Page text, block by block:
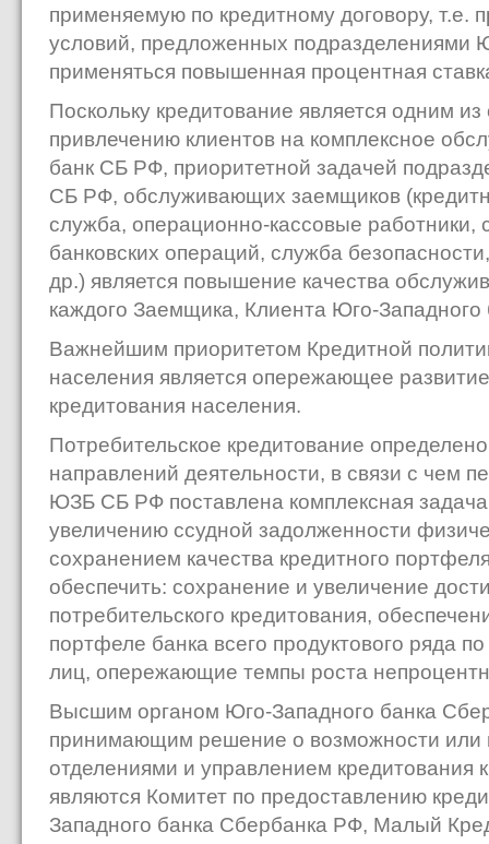
применяемую по кредитному договору, т.е.
условий, предложенных подразделениями
применяться повышенная процентная
Поскольку кредитование является одним
привлечению клиентов на комплексное
банк СБ РФ, приоритетной задачей
СБ РФ, обслуживающих заемщиков
служба, операционно-кассовые работники,
банковских операций, служба
др.) является повышение качества
каждого Заемщика, Клиента Юго-
Важнейшим приоритетом Кредитной
населения является опережающее
кредитования населения.
Потребительское кредитование
направлений деятельности, в связи с чем
ЮЗБ СБ РФ поставлена комплексная
увеличению ссудной задолженности
сохранением качества кредитного
обеспечить: сохранение и увеличение
потребительского кредитования,
портфеле банка всего продуктового ряда
лиц, опережающие темпы роста
Высшим органом Юго-Западного банка
принимающим решение о возможности или
отделениями и управлением кредитования
являются Комитет по предоставлению
Западного банка Сбербанка РФ, Малый